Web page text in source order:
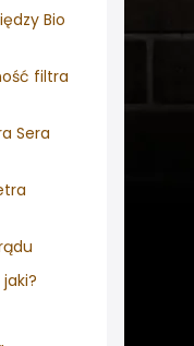
Bio
filtra
Sera